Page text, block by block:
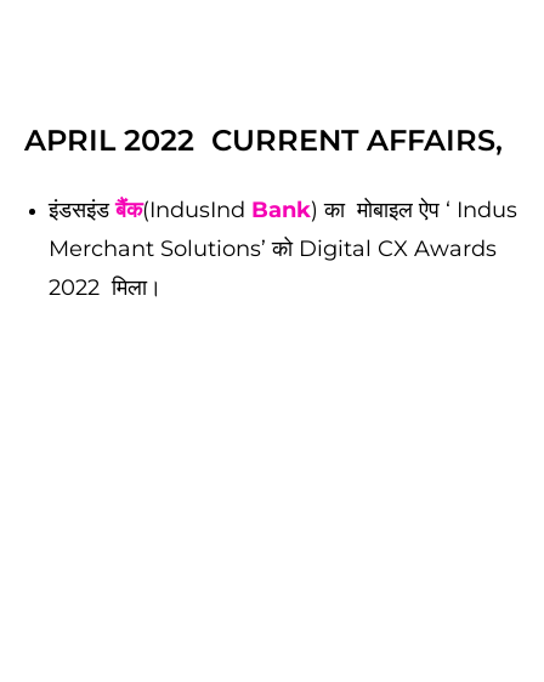
APRIL 2022 CURRENT AFFAIRS,
इंडसइंडबैंक(IndusInd Bank) का मोबाइल ऐप ‘ Indus
Merchant Solutions’ को Digital CX Awards
2022 मिला।